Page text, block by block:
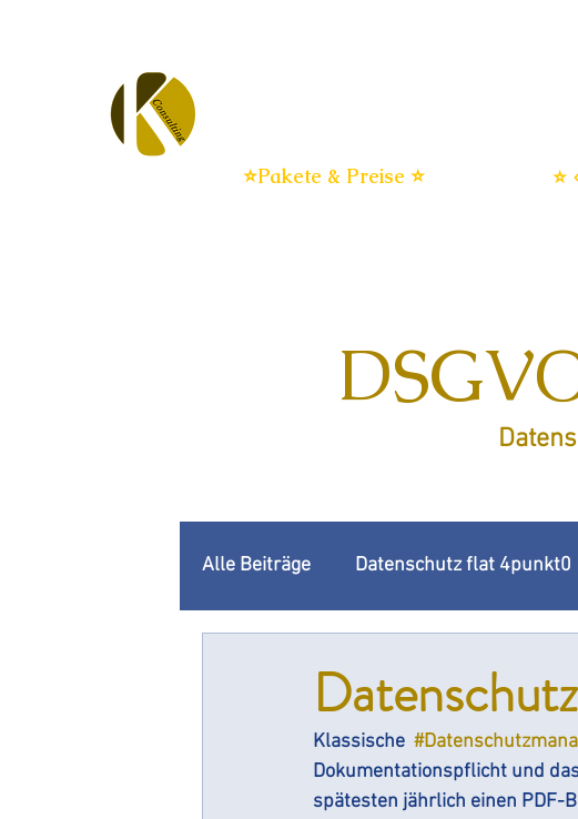
⭐Pakete & Preise ⭐ ⭐
Alle Beiträge Datenschutz flat 4punkt0
Datenschutzbeauftragter
Klassische
Dokumentationspflicht und
spätesten jährlich einen PDF-